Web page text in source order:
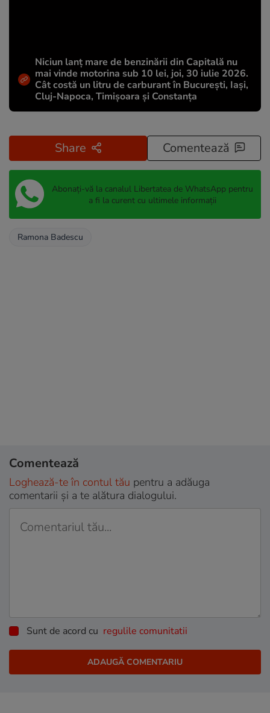
Niciun lanț mare de benzinării din Capitală nu
mai vinde motorina sub 10 lei, joi, 30 iulie 2026.
Cât costă un litru de carburant în București, Iași,
Cluj-Napoca, Timișoara și Constanța
Share Comentează
Abonați-vă la canalul Libertatea de WhatsApp pentru
a fi la curent cu ultimele informații
Ramona Badescu
Comentează
Loghează-te în contul tău pentru a adăuga
comentarii și a te alătura dialogului.
Sunt de acord cu regulile comunitatii